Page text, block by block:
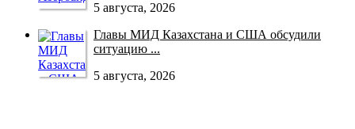
5 августа, 2026
Главы МИД Казахстана и США обсудили
ситуацию ...
5 августа, 2026